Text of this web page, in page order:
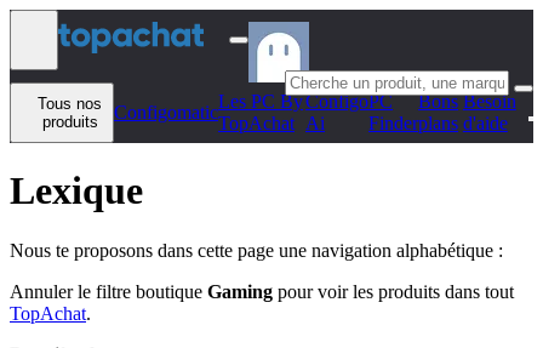
Aller au contenu
Tous nos
produits
Configomatic
Les PC By
TopAchat
Configo
Ai
PC
Finder
Bons
plans
Besoin
d'aide
Lexique
Nous te proposons dans cette page une navigation alphabétique :
Annuler le filtre boutique Gaming pour voir les produits dans tout
TopAchat.